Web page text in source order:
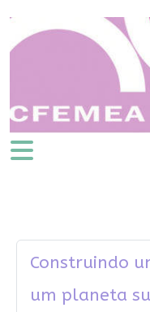
Construindo
um planeta